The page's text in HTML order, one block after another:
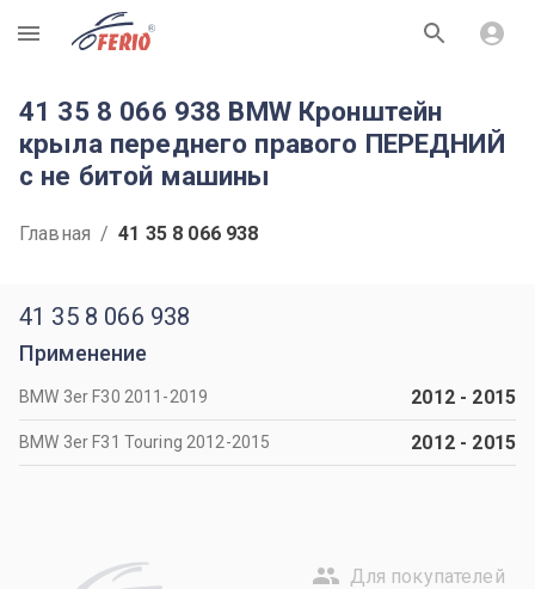
R
41 35 8 066 938 BMW Кронштейн
крыла переднего правого ПЕРЕДНИЙ
с не битой машины
Главная / 41 35 8 066 938
41 35 8 066 938
Применение
BMW 3er F30 2011-2019 2012- 2015
BMW 3er F31 Touring 2012-2015 2012- 2015
Для покупателей